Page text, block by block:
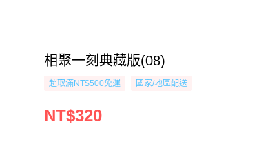
相聚一刻典藏版(08)
超取滿NT$500免運 國家/地區配送
NT$320